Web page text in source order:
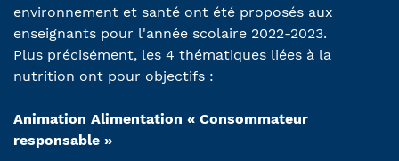
environnement et santé ont été proposés aux
enseignants pour l'année scolaire 2022-2023.
Plus précisément, les 4 thématiques liées à la
nutrition ont pour objectifs :
Animation Alimentation « Consommateur
responsable »